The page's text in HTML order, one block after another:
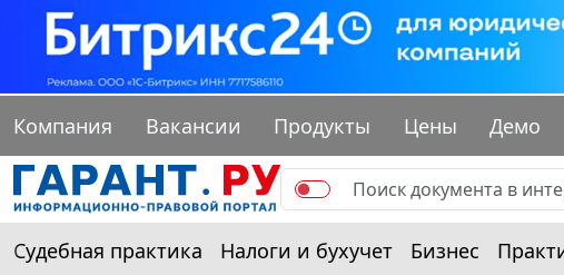
Компания Вакансии Продукты Цены Демо
Судебная практика Налоги и бухучет Бизнес